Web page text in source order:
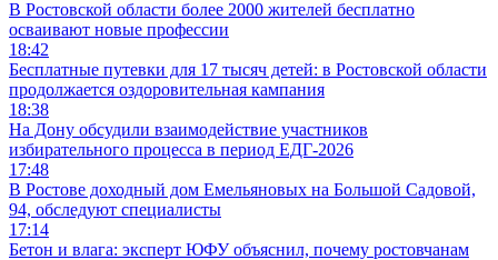
В Ростовской области более 2000 жителей бесплатно
осваивают новые профессии
18:42
Бесплатные путевки для 17 тысяч детей: в Ростовской области
продолжается оздоровительная кампания
18:38
На Дону обсудили взаимодействие участников
избирательного процесса в период ЕДГ-2026
17:48
В Ростове доходный дом Емельяновых на Большой Садовой,
94, обследуют специалисты
17:14
Бетон и влага: эксперт ЮФУ объяснил, почему ростовчанам